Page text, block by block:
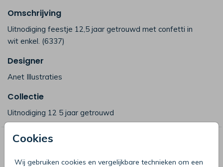
Cookies
Wij gebruiken cookies en vergelijkbare technieken om een
Omschrijving
Uitnodiging feestje 12,5 jaar getrouwd met confetti in
wit enkel. (6337)
Designer
Anet Illustraties
Collectie
Uitnodiging 12 5 jaar getrouwd
Deze producten zijn wellicht ook iets
voor je